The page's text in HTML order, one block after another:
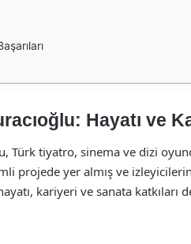
Hayatı ve
Türk tiyatro, sinema ve dizi
projede yer almış ve
kariyeri ve sanata katkıları